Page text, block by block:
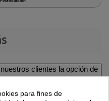
clientes la opción de
deLa Caixa, disponible
un importe superior a
. Puede consultar todas las
para fines de